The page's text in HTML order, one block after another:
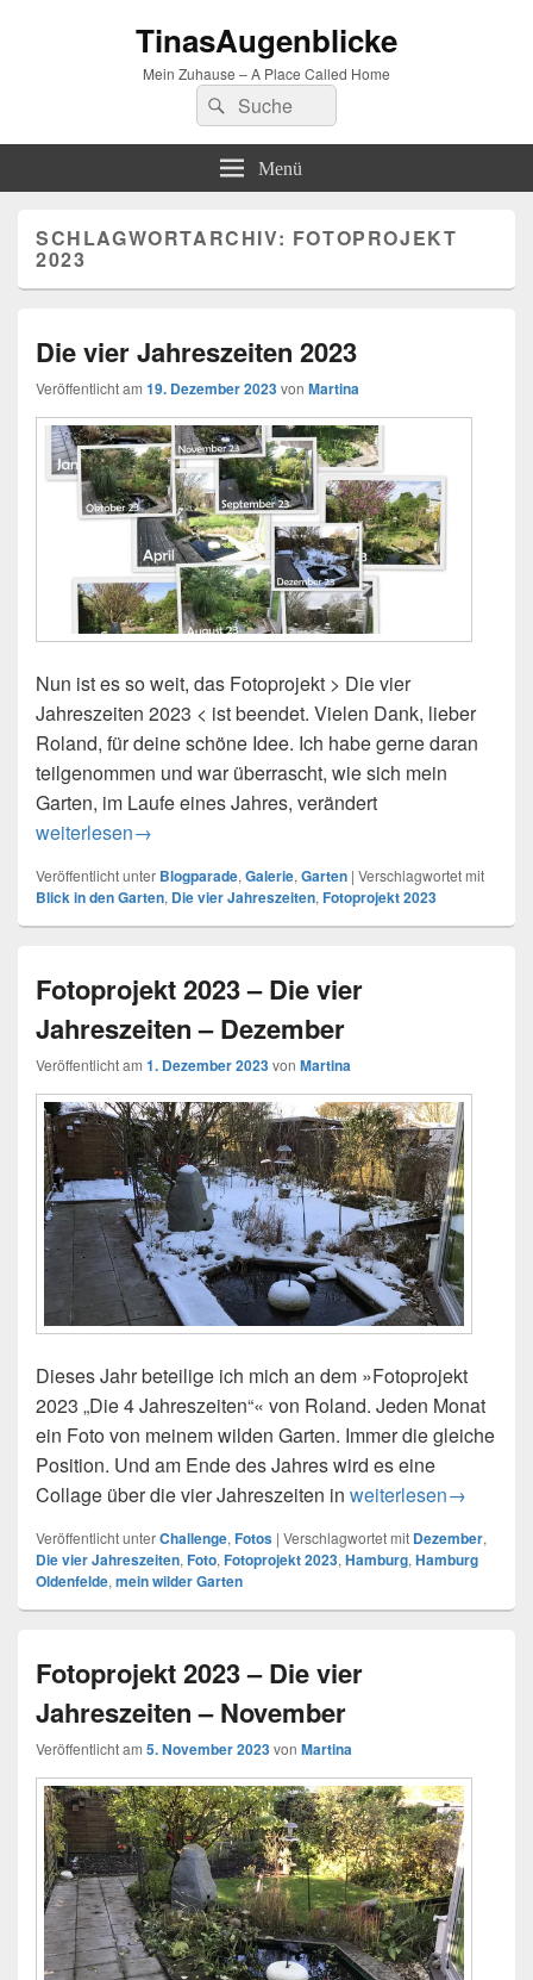
TinasAugenblicke
Mein Zuhause – A Place Called Home
Suchen
nach:
Suchen
Menü
SCHLAGWORTARCHIV: FOTOPROJEKT
2023
Die vier Jahreszeiten 2023
Veröffentlicht am 19. Dezember 2023von Martina
Nun ist es so weit, das Fotoprojekt > Die vier
Jahreszeiten 2023 < ist beendet. Vielen Dank, lieber
Roland, für deine schöne Idee. Ich habe gerne daran
teilgenommen und war überrascht, wie sich mein
Garten, im Laufe eines Jahres, verändert
Die vier Jahreszeiten 2023
weiterlesen→
Veröffentlicht unter Blogparade,Galerie,Garten | Verschlagwortet mit
Blick in den Garten, Die vier Jahreszeiten,Fotoprojekt 2023
Fotoprojekt 2023 – Die vier
Jahreszeiten – Dezember
Veröffentlicht am 1. Dezember 2023von Martina
Dieses Jahr beteilige ich mich an dem »Fotoprojekt
2023 „Die 4 Jahreszeiten“« von Roland. Jeden Monat
ein Foto von meinem wilden Garten. Immer die gleiche
Position. Und am Ende des Jahres wird es eine
Collage über die vier Jahreszeiten in Fotoprojekt 2023 –
weiterlesen→
Veröffentlicht unterChallenge, Fotos | Verschlagwortet mit Dezember,
Die vier Jahreszeiten, Foto, Fotoprojekt 2023, Hamburg, Hamburg
Oldenfelde, mein wilder Garten
Fotoprojekt 2023 – Die vier
Jahreszeiten – November
Veröffentlicht am 5. November 2023von Martina